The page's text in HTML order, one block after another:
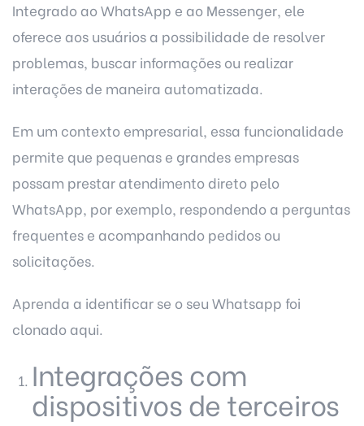
Integrado ao WhatsApp e ao Messenger, ele
oferece aos usuários a possibilidade de resolver
problemas, buscar informações ou realizar
interações de maneira automatizada.
Em um contexto empresarial, essa funcionalidade
permite que pequenas e grandes empresas
possam prestar atendimento direto pelo
WhatsApp, por exemplo, respondendo a perguntas
frequentes e acompanhando pedidos ou
solicitações.
Aprenda a identificar se o seu Whatsapp foi
clonado aqui.
Integrações com
dispositivos de terceiros